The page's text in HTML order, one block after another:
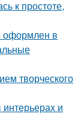
к простоте,
оформлен в
творческого
и